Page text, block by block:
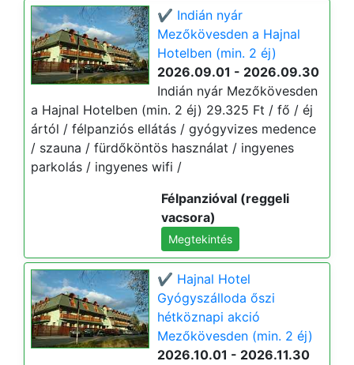
✔️ Indián nyár
Mezőkövesden a Hajnal
Hotelben (min. 2 éj)
2026.09.01 - 2026.09.30
Indián nyár Mezőkövesden
a Hajnal Hotelben (min. 2 éj) 29.325 Ft / fő / éj
ártól / félpanziós ellátás / gyógyvizes medence
/ szauna / fürdőköntös használat / ingyenes
parkolás / ingyenes wifi /
Félpanzióval (reggeli
vacsora)
Megtekintés
✔️ Hajnal Hotel
Gyógyszálloda őszi
hétköznapi akció
Mezőkövesden (min. 2 éj)
2026.10.01 - 2026.11.30